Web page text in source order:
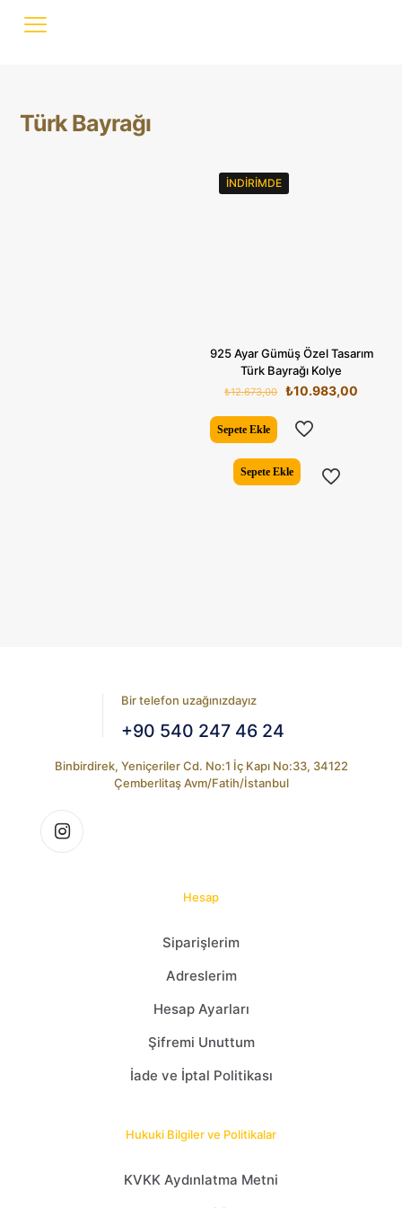
Türk Bayrağı
İNDIRIMDE
925 Ayar Gümüş Özel Tasarım
Türk Bayrağı Kolye
₺12.673,00
Orijinal
₺12.673,00.
₺10.983,00
Sepete Ekle
Sepete Ekle
Bir telefon uzağınızdayız
+90 540 247 46 24
Binbirdirek, Yeniçeriler Cd. No:1 İç Kapı No:33, 34122
Çemberlitaş Avm/Fatih/İstanbul
Hesap
Siparişlerim
Adreslerim
Hesap Ayarları
Şifremi Unuttum
İade ve İptal Politikası
Hukuki Bilgiler ve Politikalar
KVKK Aydınlatma Metni